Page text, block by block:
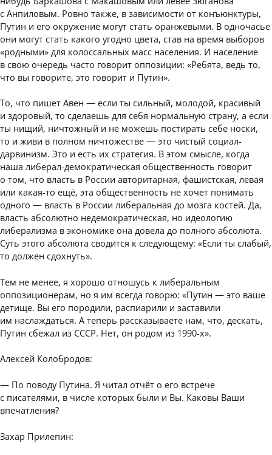
с Анпиловым. Ровно также, в зависимости от конъюнктуры,
Путин и его окружение могут стать оранжевыми. В одночасье
они могут стать какого угодно цвета, став на время выборов
«родными» для колоссальных масс населения. И население
в свою очередь часто говорит оппозиции: «Ребята, ведь то,
что вы говорите, это говорит и Путин».
То, что пишет Авен — если ты сильный, молодой, красивый
и здоровый, то сделаешь для себя нормальную страну, а если
ты нищий, ничтожный и не можешь постирать себе носки,
то и живи в полном ничтожестве — это чистый социал-
дарвинизм. Это и есть их стратегия. В этом смысле, когда
наша либерал-демократическая общественность говорит
о том, что власть в России авторитарная, фашистская, левая
или какая-то ещё, эта общественность не хочет понимать
одного — власть в России либеральная до мозга костей. Да,
власть абсолютно недемократическая, но идеологию
либерализма в экономике она довела до полного абсолюта.
Суть этого абсолюта сводится к следующему: «Если ты слабый,
то должен сдохнуть».
Тем не менее, я хорошо отношусь к либеральным
оппозиционерам, но я им всегда говорю: «Путин — это ваше
детище. Вы его породили, распиарили и заставили
им наслаждаться. А теперь рассказываете нам, что, дескать,
Путин сбежал из СССР. Нет, он родом из 1990-х».
Алексей Колобродов:
— По поводу Путина. Я читал отчёт о его встрече
с писателями, в числе которых были и Вы. Каковы Ваши
впечатления?
Захар Прилепин: